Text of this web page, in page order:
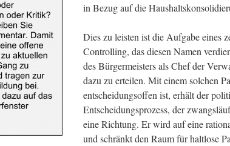
in Bezug auf die
Dies zu leisten ist die Aufgabe eines
Controlling, das diesen Namen
des Bürgermeisters als Chef der
dazu zu erteilen. Mit einem solchen
entscheidungsoffen ist, erhält der
Entscheidungsprozess, der
eine Richtung. Er wird auf eine
und schränkt den Raum für haltlose